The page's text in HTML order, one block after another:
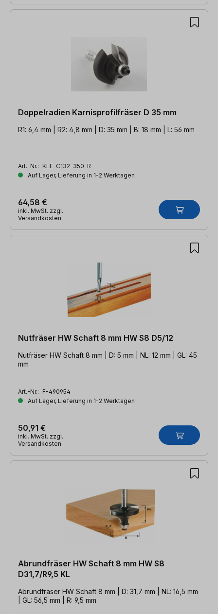
Doppelradien Karnisprofilfräser D 35 mm
R1: 6,4 mm | R2: 4,8 mm | D: 35 mm | B: 18 mm | L: 56 mm
Art.-Nr.: KLE-C132-350-R
Auf Lager, Lieferung in 1-2 Werktagen
64,58 €
inkl. MwSt. zzgl.
Versandkosten
Nutfräser HW Schaft 8 mm HW S8 D5/12
Nutfräser HW Schaft 8 mm | D: 5 mm | NL: 12 mm | GL: 45
mm
Art.-Nr.: F-490954
Auf Lager, Lieferung in 1-2 Werktagen
50,91 €
inkl. MwSt. zzgl.
Versandkosten
Abrundfräser HW Schaft 8 mm HW S8
D31,7/R9,5 KL
Abrundfräser HW Schaft 8 mm | D: 31,7 mm | NL: 16,5 mm
| GL: 56,5 mm | R: 9,5 mm